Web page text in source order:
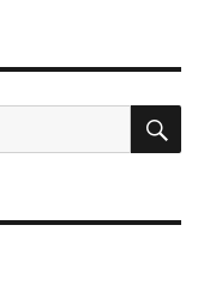
検